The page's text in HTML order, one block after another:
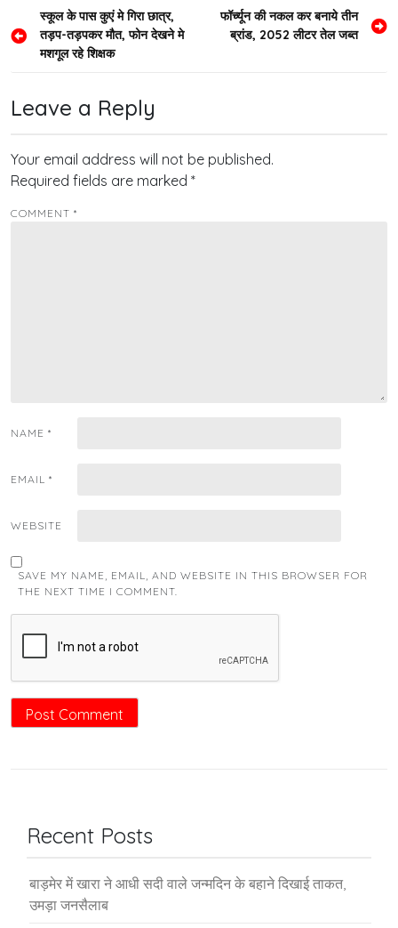
Post
navigation
स्कूल के पास कुएं मे गिरा छात्र,
तड़प-तड़पकर मौत, फोन देखने मे
मशगूल रहे शिक्षक
फॉर्च्यून की नकल कर बनाये तीन
ब्रांड, 2052 लीटर तेल जब्त
Leave a Reply
Your email address will not be published.
Required fields are marked *
COMMENT *
NAME *
EMAIL *
WEBSITE
SAVE MY NAME, EMAIL, AND WEBSITE IN THIS BROWSER FOR
THE NEXT TIME I COMMENT.
Recent Posts
बाड़मेर में खारा ने आधी सदी वाले जन्मदिन के बहाने दिखाई ताकत,
उमड़ा जनसैलाब